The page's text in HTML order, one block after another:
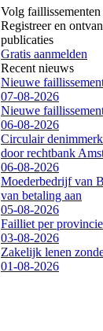
Volg faillissementen
Registreer en
publicaties
Gratis aanmelden
Recent nieuws
Nieuwe
07-08-2026
Nieuwe
06-08-2026
Circulair
door rechtbank
06-08-2026
Moederbedrijf van
van betaling aan
05-08-2026
Failliet per
03-08-2026
Zakelijk lenen
01-08-2026